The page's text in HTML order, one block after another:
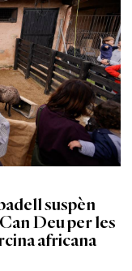
suspèn
Deu per les
africana